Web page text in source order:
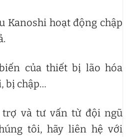
Kanoshi hoạt động chập
của thiết bị lão hóa
bị chập…
và tư vấn từ đội ngũ
tôi, hãy liên hệ với